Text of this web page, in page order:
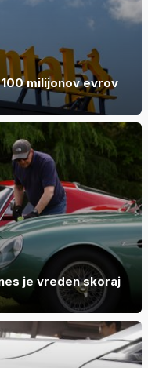
milijonov evrov
je vreden skoraj